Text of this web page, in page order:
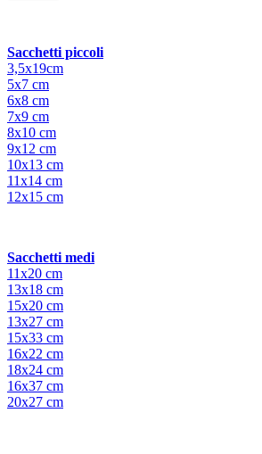
Sacchetti piccoli
3,5x19cm
5x7 cm
6x8 cm
7x9 cm
8x10 cm
9x12 cm
10x13 cm
11x14 cm
12x15 cm
Sacchetti medi
11x20 cm
13x18 cm
15x20 cm
13x27 cm
15x33 cm
16x22 cm
18x24 cm
16x37 cm
20x27 cm